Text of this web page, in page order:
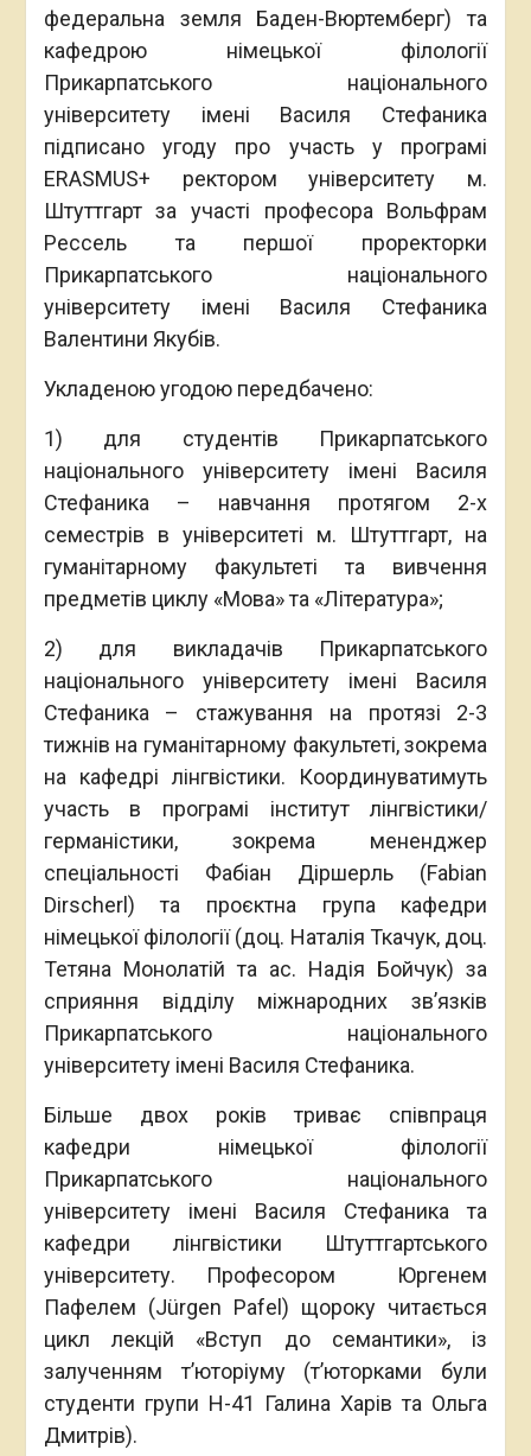
федеральна земля Баден-Вюртемберг) та
кафедрою німецької філології
Прикарпатського національного
університету імені Василя Стефаника
підписано угоду про участь у програмі
ERASMUS+ ректором університету м.
Штуттгарт за участі професора Вольфрам
Рессель та першої проректорки
Прикарпатського національного
університету імені Василя Стефаника
Валентини Якубів.
Укладеною угодою передбачено:
1) для студентів Прикарпатського
національного університету імені Василя
Стефаника – навчання протягом 2-х
семестрів в університеті м. Штуттгарт, на
гуманітарному факультеті та вивчення
предметів циклу «Мова» та «Література»;
2) для викладачів Прикарпатського
національного університету імені Василя
Стефаника – стажування на протязі 2-3
тижнів на гуманітарному факультеті, зокрема
на кафедрі лінгвістики. Координуватимуть
участь в програмі інститут лінгвістики/
германістики, зокрема мененджер
спеціальності Фабіан Діршерль (Fabian
Dirscherl) та проєктна група кафедри
німецької філології (доц. Наталія Ткачук, доц.
Тетяна Монолатій та ас. Надія Бойчук) за
сприяння відділу міжнародних зв’язків
Прикарпатського національного
університету імені Василя Стефаника.
Більше двох років триває співпраця
кафедри німецької філології
Прикарпатського національного
університету імені Василя Стефаника та
кафедри лінгвістики Штуттгартського
університету. Професором Юргенем
Пафелем (Jürgen Pafel) щороку читається
цикл лекцій «Вступ до семантики», із
залученням т’юторіуму (т’юторками були
студенти групи Н-41 Галина Харів та Ольга
Дмитрів).